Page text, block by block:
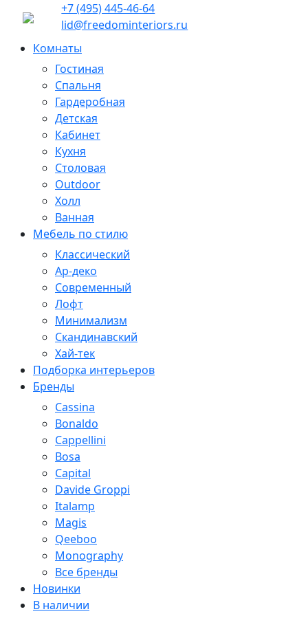
+7 (495) 445-46-64
lid@freedominteriors.ru
Комнаты
Гостиная
Спальня
Гардеробная
Детская
Кабинет
Кухня
Столовая
Outdoor
Холл
Ванная
Мебель по стилю
Классический
Ар-деко
Современный
Лофт
Минимализм
Скандинавский
Хай-тек
Подборка интерьеров
Бренды
Cassina
Bonaldo
Cappellini
Bosa
Capital
Davide Groppi
Italamp
Magis
Qeeboo
Monography
Все бренды
Новинки
В наличии